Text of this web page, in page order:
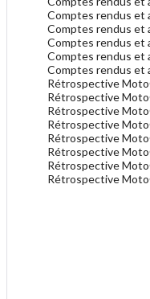
Comptes rendus et
Comptes rendus et
Comptes rendus et
Comptes rendus et
Comptes rendus et
Rétrospective
Rétrospective
Rétrospective
Rétrospective
Rétrospective
Rétrospective
Rétrospective
Rétrospective